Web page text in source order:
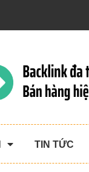
TIN TỨC